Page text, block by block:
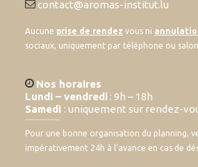
contact@aromas-institut.lu
Aucune prise de rendez vous ni
sociaux, uniquement par téléphone ou
Nos horaires
Lundi – vendredi : 9h – 18h
Samedi : uniquement sur rendez-
Pour une bonne organisation du planning,
impérativement 24h à l’avance en cas de